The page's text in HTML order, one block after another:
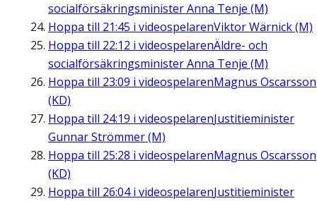
socialförsäkringsminister Anna Tenje (M)
Hoppa till 21:45 i videospelarenViktor Wärnick (M)
Hoppa till 22:12 i videospelarenÄldre- och
socialförsäkringsminister Anna Tenje (M)
Hoppa till 23:09 i videospelarenMagnus Oscarsson
(KD)
Hoppa till 24:19 i videospelarenJustitieminister
Gunnar Strömmer (M)
Hoppa till 25:28 i videospelarenMagnus Oscarsson
(KD)
Hoppa till 26:04i videospelarenJustitieminister